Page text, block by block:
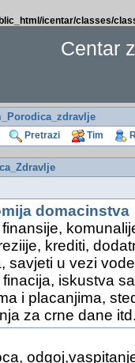
icentar/classes/
Centar
Pretrazi Tim
domacinstva
krediti,
savjeti u vezi
finacija, iskustva sa
i placanjima,
za crne dane